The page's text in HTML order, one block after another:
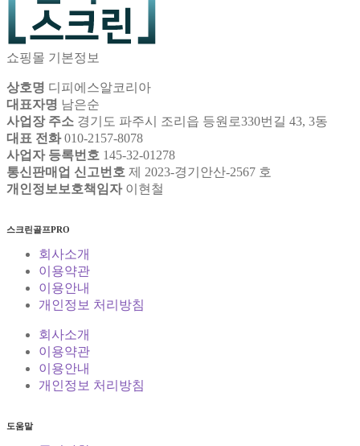
쇼핑몰 기본정보
상호명 디피에스알코리아
대표자명 남은순
사업장 주소 경기도 파주시 조리읍 등원로330번길 43, 3동
대표 전화010-2157-8078
사업자 등록번호 145-32-01278
통신판매업 신고번호 제 2023-경기안산-2567 호
개인정보보호책임자이현철
스크린골프PRO
회사소개
이용약관
이용안내
개인정보 처리방침
회사소개
이용약관
이용안내
개인정보 처리방침
도움말